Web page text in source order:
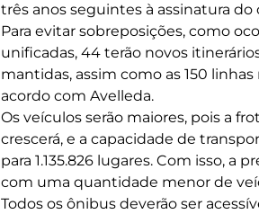
três anos seguintes à assinatura do
Para evitar sobreposições, como
unificadas, 44 terão novos
mantidas, assim como as 150
acordo com Avelleda.
Os veículos serão maiores, pois a
crescerá, e a capacidade de
para 1.135.826 lugares. Com isso,
com uma quantidade menor de
Todos os ônibus deverão ser